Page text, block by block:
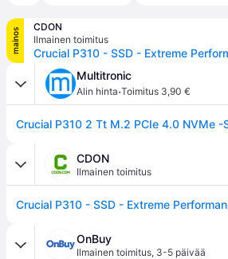
mainos
CDON
Ilmainen toimitus
Multitronic
Alin hinta·Toimitus 3,90 €
CDON
Ilmainen toimitus
OnBuy
Ilmainen toimitus, 3-5 päivää